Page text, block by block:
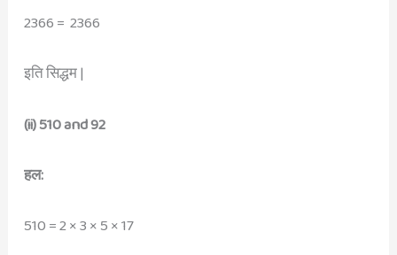
2366 = 2366
इति सिद्धम |
(ii) 510 and 92
हल:
510 = 2 × 3 × 5 × 17